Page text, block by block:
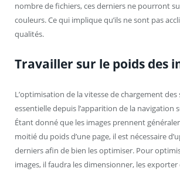
nombre de fichiers, ces derniers ne pourront
couleurs. Ce qui implique qu’ils ne sont pas
qualités.
Travailler sur le poids des
L’optimisation de la vitesse de chargement
essentielle depuis l’apparition de la navigation
Étant donné que les images prennent
moitié du poids d’une page, il est nécessaire
derniers afin de bien les optimiser. Pour
images, il faudra les dimensionner, les